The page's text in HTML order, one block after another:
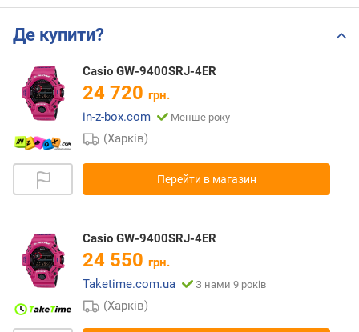
Де купити?
Casio GW-9400SRJ-4ER
24 720 грн.
in-z-box.com
Менше року
(Харків)
Перейти в магазин
Casio GW-9400SRJ-4ER
24 550 грн.
Taketime.com.ua
З нами 9 років
(Харків)